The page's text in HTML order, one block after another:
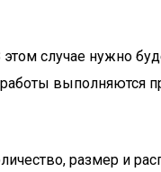
случае нужно
выполняются
размер и